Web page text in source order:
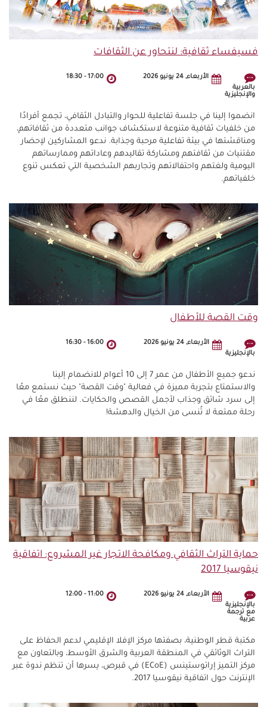
فسيفساء ثقافية: لنتحاور عن الثقافات
بالعربية
والإنجليزية
الأربعاء, 24 يونيو 2026 17:00
-
18:30
انضموا إلينا في جلسة تفاعلية للحوار والتبادل الثقافي، تجمع أفرادًا
من خلفيات ثقافية متنوعة لاستكشاف جوانب متعددة من ثقافاتهم،
ومناقشتها في بيئة تفاعلية مرحبة وجذابة. ندعو المشاركين لإحضار
مقتنيات من ثقافتهم ومشاركة تقاليدهم وعاداتهم وممارساتهم
اليومية ولغتهم واحتفالاتهم وتجاربهم الشخصية التي تعكس تنوع
خلفياتهم.
وقت القصة للأطفال
بالإنجليزية
الأربعاء, 24 يونيو 2026 16:00
-
16:30
ندعو جميع الأطفال من عمر 7 إلى 10 أعوام للانضمام إلينا
والاستمتاع بتجربة مميزة في فعالية "وقت القصة" حيث نستمع معًا
إلى سرد شائق وجذاب لأجمل القصص والحكايات. لننطلق معًا في
رحلة ممتعة لا تُنسى من الخيال والدهشة!
حماية التراث الثقافي ومكافحة الاتجار غير المشروع: اتفاقية
نيقوسيا 2017
بالإنجليزية
مع ترجمة
عربية
الأربعاء, 24 يونيو 2026 11:00
-
12:00
مكتبة قطر الوطنية، بصفتها مركز الإفلا الإقليمي لدعم الحفاظ على
التراث الوثائقي في المنطقة العربية والشرق الأوسط، وبالتعاون مع
مركز التميز إراتوستينس (ECoE) في قبرص، يسرها أن تنظم ندوة عبر
الإنترنت حول اتفاقية نيقوسيا 2017.